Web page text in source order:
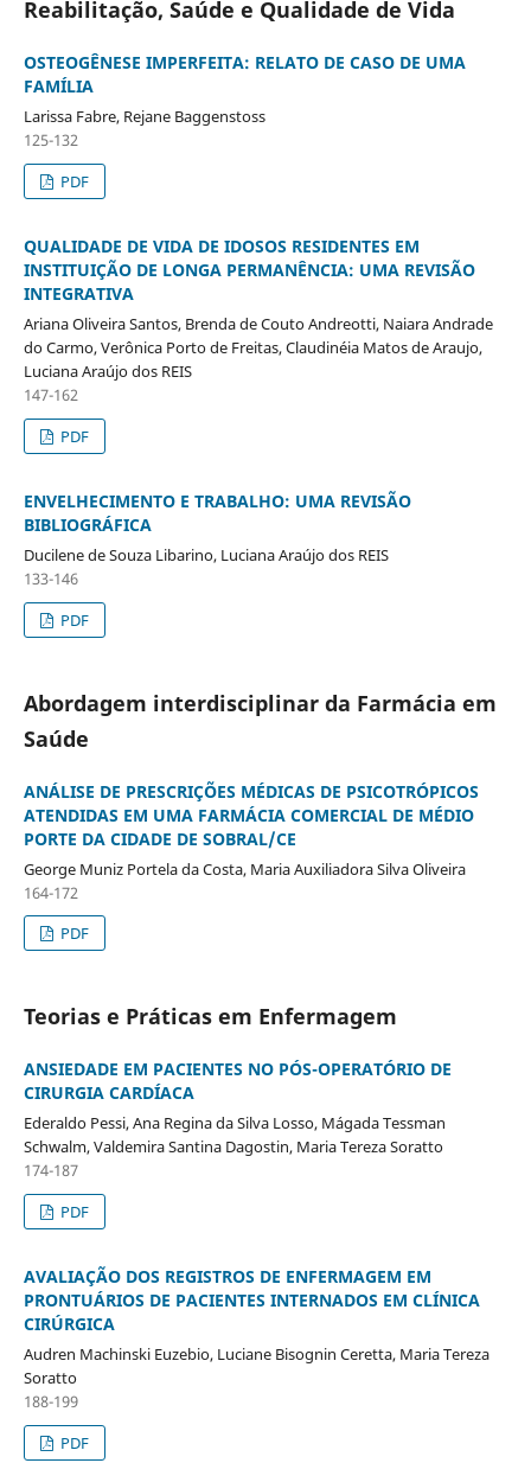
Reabilitação, Saúde e Qualidade de Vida
OSTEOGÊNESE IMPERFEITA: RELATO DE CASO DE UMA
FAMÍLIA
Larissa Fabre, Rejane Baggenstoss
125-132
PDF
QUALIDADE DE VIDA DE IDOSOS RESIDENTES EM
INSTITUIÇÃO DE LONGA PERMANÊNCIA: UMA REVISÃO
INTEGRATIVA
Ariana Oliveira Santos, Brenda de Couto Andreotti, Naiara Andrade
do Carmo, Verônica Porto de Freitas, Claudinéia Matos de Araujo,
Luciana Araújo dos REIS
147-162
PDF
ENVELHECIMENTO E TRABALHO: UMA REVISÃO
BIBLIOGRÁFICA
Ducilene de Souza Libarino, Luciana Araújo dos REIS
133-146
PDF
Abordagem interdisciplinar da Farmácia em
Saúde
ANÁLISE DE PRESCRIÇÕES MÉDICAS DE PSICOTRÓPICOS
ATENDIDAS EM UMA FARMÁCIA COMERCIAL DE MÉDIO
PORTE DA CIDADE DE SOBRAL/CE
George Muniz Portela da Costa, Maria Auxiliadora Silva Oliveira
164-172
PDF
Teorias e Práticas em Enfermagem
ANSIEDADE EM PACIENTES NO PÓS-OPERATÓRIO DE
CIRURGIA CARDÍACA
Ederaldo Pessi, Ana Regina da Silva Losso, Mágada Tessman
Schwalm, Valdemira Santina Dagostin, Maria Tereza Soratto
174-187
PDF
AVALIAÇÃO DOS REGISTROS DE ENFERMAGEM EM
PRONTUÁRIOS DE PACIENTES INTERNADOS EM CLÍNICA
CIRÚRGICA
Audren Machinski Euzebio, Luciane Bisognin Ceretta, Maria Tereza
Soratto
188-199
PDF